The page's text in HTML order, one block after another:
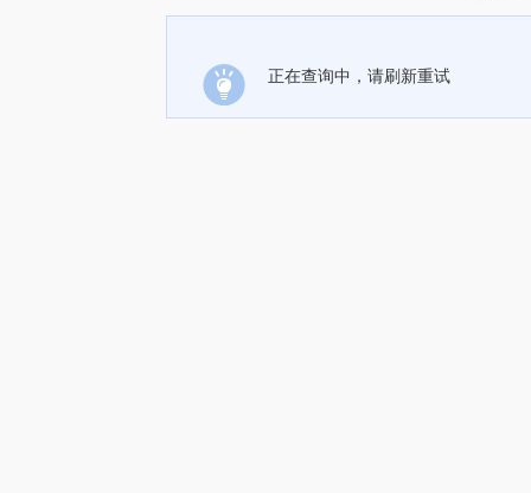
正在查询中，请刷新重试